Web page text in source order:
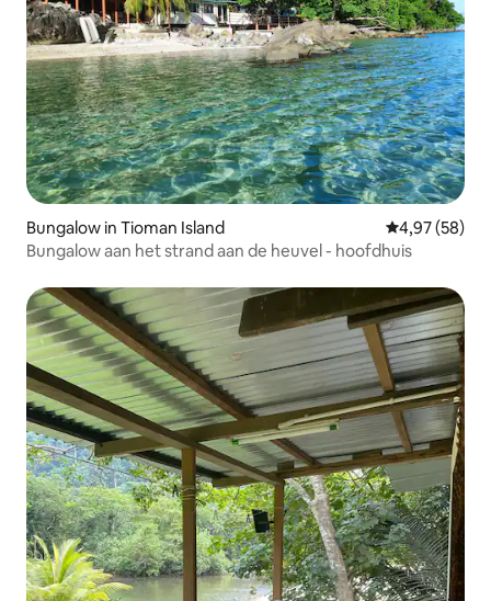
Bungalow in Tioman Island Gemiddelde
4,97 (58)
Bungalow aan het strand aan de heuvel - hoofdhuis